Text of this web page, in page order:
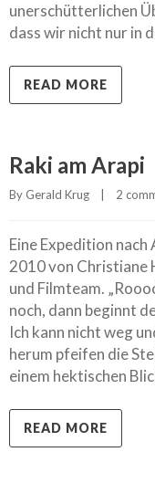
unerschütterlichen
dass wir nicht nur in
READ MORE
Raki am Arapi
By Gerald Krug 2
Eine Expedition nach
2010 von Christiane
und Filmteam.
noch, dann beginnt
Ich kann nicht weg
herum pfeifen die
einem hektischen
READ MORE